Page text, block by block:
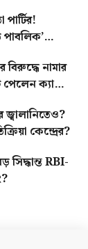
বিরুদ্ধে নামার
ক্যাপ্টেন
কেন্দ্রের?
সিদ্ধান্ত RBI-